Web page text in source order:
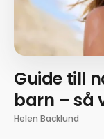
Guide till
barn – så
Helen Backlund